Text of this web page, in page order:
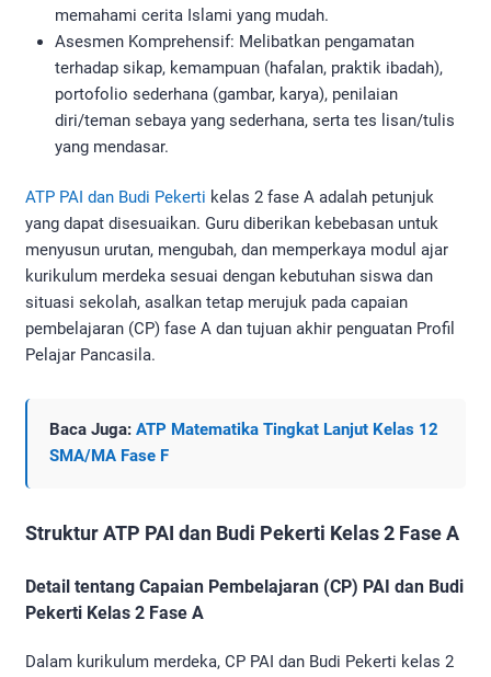
memahami cerita Islami yang mudah.
Asesmen Komprehensif: Melibatkan pengamatan
terhadap sikap, kemampuan (hafalan, praktik ibadah),
portofolio sederhana (gambar, karya), penilaian
diri/teman sebaya yang sederhana, serta tes lisan/tulis
yang mendasar.
ATP PAI dan Budi Pekerti kelas 2 fase A adalah petunjuk
yang dapat disesuaikan. Guru diberikan kebebasan untuk
menyusun urutan, mengubah, dan memperkaya modul ajar
kurikulum merdeka sesuai dengan kebutuhan siswa dan
situasi sekolah, asalkan tetap merujuk pada capaian
pembelajaran (CP) fase A dan tujuan akhir penguatan Profil
Pelajar Pancasila.
Baca Juga: ATP Matematika Tingkat Lanjut Kelas 12
SMA/MA Fase F
Struktur ATP PAI dan Budi Pekerti Kelas 2 Fase A
Detail tentang Capaian Pembelajaran (CP) PAI dan Budi
Pekerti Kelas 2 Fase A
Dalam kurikulum merdeka, CP PAI dan Budi Pekerti kelas 2